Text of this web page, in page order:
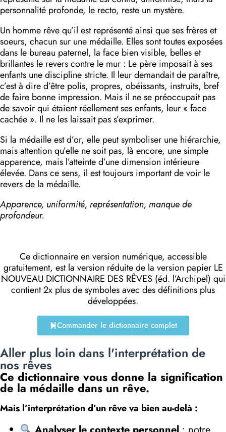
personnalité profonde, le recto, reste un mystère.
Un homme rêve qu’il est représenté ainsi que ses frères et
soeurs, chacun sur une médaille. Elles sont toutes exposées
dans le bureau paternel, la face bien visible, belles et
brillantes le revers contre le mur : Le père imposait à ses
enfants une discipline stricte. Il leur demandait de paraître,
c’est à dire d’être polis, propres, obéissants, instruits, bref
de faire bonne impression. Mais il ne se préoccupait pas
de savoir qui étaient réellement ses enfants, leur « face
cachée ». Il ne les laissait pas s’exprimer.
Si la médaille est d’or, elle peut symboliser une hiérarchie,
mais attention qu’elle ne soit pas, là encore, une simple
apparence, mais l’atteinte d’une dimension intérieure
élevée. Dans ce sens, il est toujours important de voir le
revers de la médaille.
Apparence, uniformité, représentation, manque de
profondeur.
Ce dictionnaire en version numérique, accessible
gratuitement, est la version réduite de la version papier LE
NOUVEAU DICTIONNAIRE DES RÊVES (éd. l’Archipel) qui
contient 2x plus de symboles avec des définitions plus
développées.
Commander le dictionnaire complet
Aller plus loin dans l'interprétation de
nos rêves
Ce dictionnaire vous donne la signification
de la médaille dans un rêve.
Mais l’interprétation d’un rêve va bien au-delà :